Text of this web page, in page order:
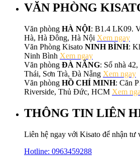
VĂN PHÒNG
Văn phòng HÀ NỘI: B1.4 LK09.
Hà, Hà Đông, Hà Nội Xem ngay
Văn Phòng Kisato NINH BÌNH:
Ninh Bình Xem ngay
Văn phòng ĐÀ NẴNG: Số nhà
Thái, Sơn Trà, Đà Nẵng Xem ngay
Văn phòng HỒ CHÍ MINH: Căn
Riverside, Thủ Đức, HCM Xem
THÔNG TIN LIÊN
Liên hệ ngay với Kisato để nhận tư
Hotline: 0963459288